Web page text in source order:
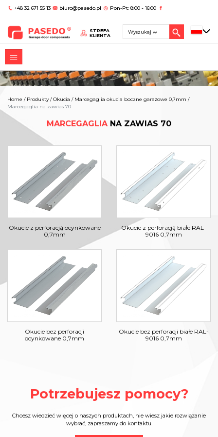
+48 32 671 55 13 biuro@pasedo.pl Pon-Pt: 8:00 - 16:00
STREFA
KLIENTA
Home / Produkty/Okucia / Marcegaglia okucia boczne garażowe 0,7mm /
Marcegaglia na zawias 70
MARCEGAGLIA NA ZAWIAS 70
Okucie z perforacją ocynkowane
0,7mm
Okucie z perforacją białe RAL-
9016 0,7mm
Okucie bez perforacji
ocynkowane 0,7mm
Okucie bez perforacji białe RAL-
9016 0,7mm
Potrzebujesz pomocy?
Chcesz wiedzieć więcej o naszych produktach, nie wiesz jakie rozwiązanie
wybrać, zapraszamy do kontaktu.